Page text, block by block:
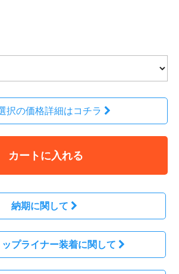
択の価格詳細はコチラ
カートに入れる
納期に関して
プライナー装着に関して